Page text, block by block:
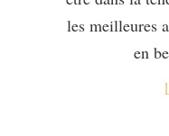
les meilleures
en